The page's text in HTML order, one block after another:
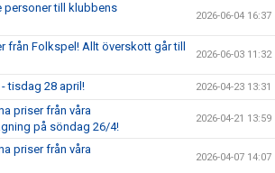
personer till klubbens
2026-06-04 16:37
från Folkspel! Allt överskott går till
2026-06-03 11:32
tisdag 28 april! 2026-04-23 13:31
priser från våra
på söndag 26/4!
2026-04-21 13:59
priser från våra
2026-04-07 14:07